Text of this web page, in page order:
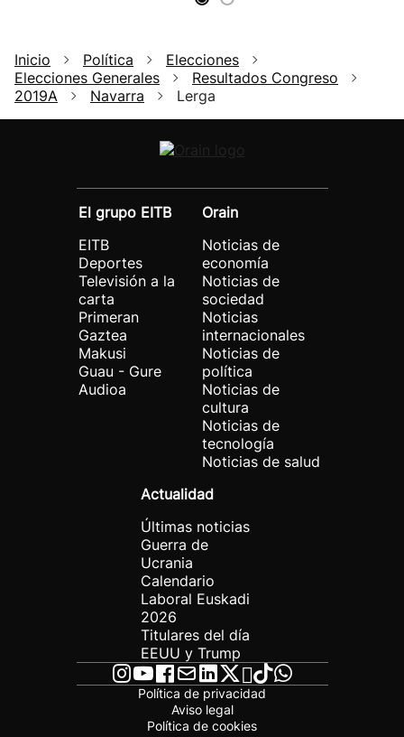
Inicio Política
Elecciones
Elecciones Generales
Resultados Congreso
2019A
Navarra Lerga
El grupo EITB
EITB
Deportes
Televisión a la
carta
Primeran
Gaztea
Makusi
Guau - Gure
Audioa
Orain
Noticias de
economía
Noticias de
sociedad
Noticias
internacionales
Noticias de
política
Noticias de
cultura
Noticias de
tecnología
Noticias de salud
Actualidad
Últimas noticias
Guerra de
Ucrania
Calendario
Laboral Euskadi
2026
Titulares del día
EEUU y Trump
Política de privacidad
Aviso legal
Política de cookies